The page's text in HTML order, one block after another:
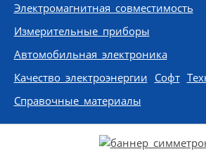
Электромагнитная совместимость
Измерительные приборы
Автомобильная электроника
Качество электроэнергии Софт
Справочные материалы